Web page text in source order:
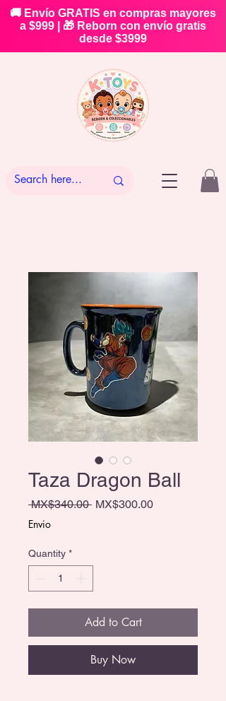
🚚 Envío GRATIS en compras mayores
a $999 | 🎁 Reborn con envío gratis
desde $3999
Taza Dragon Ball
MX$340.00 Regular Price
MX$300.00Sale Price
Envio
Quantity *
Add to Cart
Buy Now